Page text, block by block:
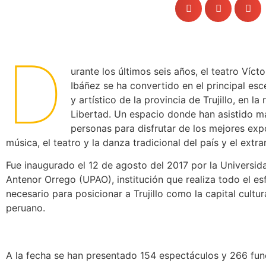
D
urante los últimos seis años, el teatro
Ibáñez se ha convertido en el principal
y artístico de la provincia de Trujillo, en la
Libertad. Un espacio donde han asistido
personas para disfrutar de los mejores
música, el teatro y la danza tradicional del país y el
Fue inaugurado el 12 de agosto del 2017 por la
Antenor Orrego (UPAO), institución que realiza todo el
necesario para posicionar a Trujillo como la capital
peruano.
A la fecha se han presentado 154 espectáculos y 266